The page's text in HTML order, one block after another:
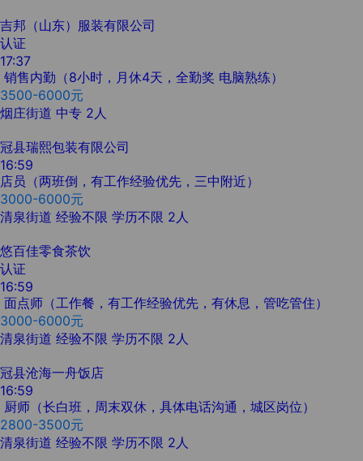
吉邦（山东）服装有限公司
认证
17:37
销售内勤（8小时，月休4天，全勤奖 电脑熟练）
3500-6000元
烟庄街道 中专 2人
冠县瑞熙包装有限公司
16:59
店员（两班倒，有工作经验优先，三中附近）
3000-6000元
清泉街道 经验不限 学历不限 2人
悠百佳零食茶饮
认证
16:59
面点师（工作餐，有工作经验优先，有休息，管吃管住）
3000-6000元
清泉街道 经验不限 学历不限 2人
冠县沧海一舟饭店
16:59
厨师（长白班，周末双休，具体电话沟通，城区岗位）
2800-3500元
清泉街道 经验不限 学历不限 2人